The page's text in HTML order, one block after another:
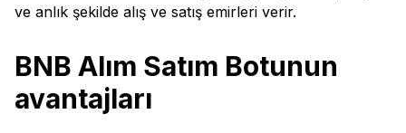
ve anlık şekilde alış ve satış emirleri verir.
BNB Alım Satım Botunun
avantajları